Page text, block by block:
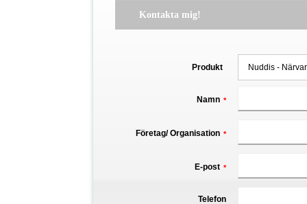
Kontakta mig!
Produkt
Namn *
Företag/ Organisation *
E-post *
Telefon